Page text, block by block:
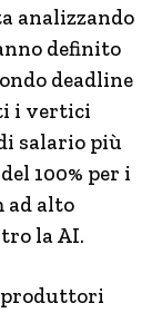
analizzando
definito
deadline
i vertici
salario più
100% per i
ad alto
la AI.